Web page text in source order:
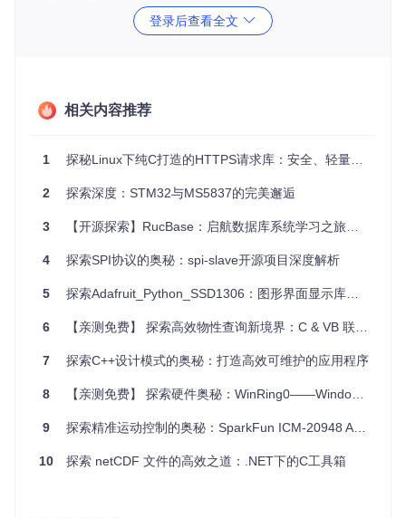
: 管理数据的物理存储，确保数据在磁盘上的
项目采用测试驱动开发 (TDD)
经过严格的测试。开发流程包括：
添加测试用例
改动代码以通过测试
学习资源。通过亲手实现一个数据库，你将深入理解数据库的
对于数据库领域的研究人员和开发者来说，这个项目提供了一
个低门槛的实验平台。你可以在此基础上进行各种扩展和优
化，探索新的数据存储和检索技术。
小型应用
登录后查看全文
相关内容推荐
1 探秘Linux下纯C打造的HTTPS请求库：安全、轻量、高效
2 探索深度：STM32与MS5837的完美邂逅
3 【开源探索】RucBase：启航数据库系统学习之旅的绝佳实践平台
4 探索SPI协议的奥秘：spi-slave开源项目深度解析
5 探索Adafruit_Python_SSD1306：图形界面显示库的奥秘
6 【亲测免费】 探索高效物性查询新境界：C & VB 联手 Refprop.dll
7 探索C++设计模式的奥秘：打造高效可维护的应用程序
8 【亲测免费】 探索硬件奥秘：WinRing0——Windows系统的硬件访问库
9 探索精准运动控制的奥秘：SparkFun ICM-20948 Arduino 库
10 探索 netCDF 文件的高效之道：.NET下的C工具箱